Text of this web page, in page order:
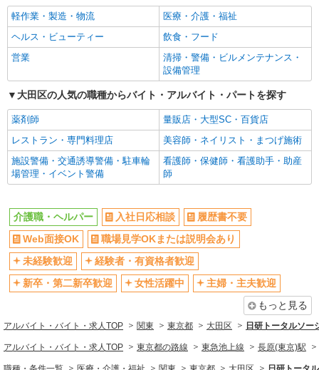
特別手当は勤続5年目までの方はさらに1万円支給
（再入社は除く） ◎賞与：基本給2.08ヶ月分/年支
給 ◎残業時は別途時間外手当支給（超過1分〜）
正社員
SOMPOケア ラヴィーレ羽田/5015aa1
【実務者研修】 月給：269,500円 年収例：364
年収例：351万円〜 ※職務手当、（東京都）居住
支援特別手当、日祝手当（月平均2回分）、夜勤手
当（月平均5回分）等、毎月平均的に支払われる手
当を含みます。 ※居住支援特別手当は勤続5年目
までの方はさらに1万円支給（再入社は除く） ◎
賞与：基本給2.08ヶ月分/年支給 ◎残業時は別途時
間外手当支給（超過1分〜）
東京都大田区東糀谷5-19-18
キープ 詳細を見る
正社員
SOMPOケア ラヴィーレ多摩川/5014aa1
【介護福祉士】 月給：342,300円 年収例：454
万円〜 ※職務手当、特別職務手当、特別地域手
当、（東京都）居住支援特別手当、働きがい向上
手当、働きがい向上手当、特別夜勤手当、日祝手
当（月平均2回分）、夜勤手当（月平均5回分）
等、毎月平均的に支払われる手当を含みます。 ※
居住支援特別手当は勤続5年目までの方はさらに1
月分/年支給 ◎残業時は別途時間外手当支給（超過
1分〜）
東京都大田区多摩川2-13-22
キープ 詳細を見る
SOMPOケア 大田 訪問介護/3136ca1
介護スタッフ
入社日応相談
履歴書不要
Web面接OK
職場見学OKまたは説明会あり
未経験歓迎
経験者・有資格者歓迎
女性活躍中
主婦・主夫歓迎
フリーター歓迎
学歴不問
ブランクOK
ミドル（40代～）活躍中
エルダー（50代～）活躍中
シニア（60代～）活躍中
昇給あり
週払い
週2～3日勤務OK
時間や曜日が選べる・シフト自由
深夜
禁煙・分煙
残業ほぼなし
転勤なし
登録制
交通費支給
社会保険あり
社割・特典あり
研修制度あり
同じ職種から求人を探す
医療・介護・福祉
軽作業・製造・物流
医療・介護・福祉
ヘルス・ビューティー
飲食・フード
営業
清掃・警備・ビルメンテナンス・
設備管理
大田区の人気の職種からバイト・アルバイト・パートを探す
薬剤師
量販店・大型SC・百貨店
レストラン・専門料理店
美容師・ネイリスト・まつげ施術
施設警備・交通誘導警備・駐車輪
場管理・イベント警備
看護師・保健師・看護助手・助産
師
介護職・ヘルパー 入社日応相談
履歴書不要
Web面接OK
職場見学OKまたは説明会あり
未経験歓迎
経験者・有資格者歓迎
新卒・第二新卒歓迎
女性活躍中
主婦・主夫歓迎
もっと見る
アルバイト・バイト・求人TOP 関東 東京都 大田区 日研トータルソ
アルバイト・バイト・求人TOP 東京都の路線 東急池上線 長原(東京)駅